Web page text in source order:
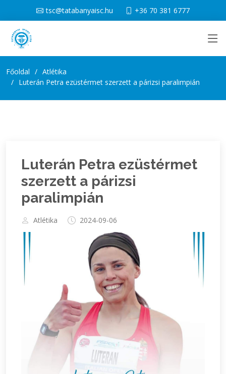
tsc@tatabanyaisc.hu +36 70 381 6777
Főoldal
Atlétika
Luterán Petra ezüstérmet szerzett a párizsi paralimpián
Luterán Petra ezüstérmet
szerzett a párizsi
paralimpián
Atlétika 2024-09-06